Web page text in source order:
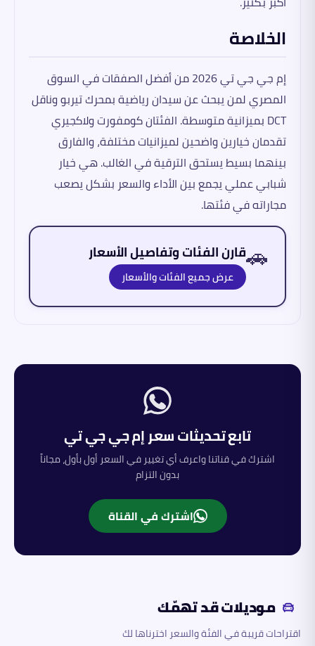
الخلاصة
إم جي جي تي 2026 من أفضل الصفقات في السوق
المصري لمن يبحث عن سيدان رياضية بمحرك تيربو وناقل
DCT بميزانية متوسطة. الفئتان كومفورت ولاكجيري
تقدمان خيارين واضحين لميزانيات مختلفة، والفارق
بينهما بسيط يستحق الترقية في الغالب. هي خيار
شبابي عملي يجمع بين الأداء والسعر بشكل يصعب
مجاراته في فئتها.
🚗قارن الفئات وتفاصيل الأسعار
عرض جميع الفئات والأسعار
تابع تحديثات سعرإم جيجي تي
اشترك في قناتنا واعرف أي تغيير في السعر أول بأول، مجاناً
بدون التزام
اشترك في القناة
موديلات قد تهمّك
اقتراحات قريبة في الفئة والسعر اخترناها لك